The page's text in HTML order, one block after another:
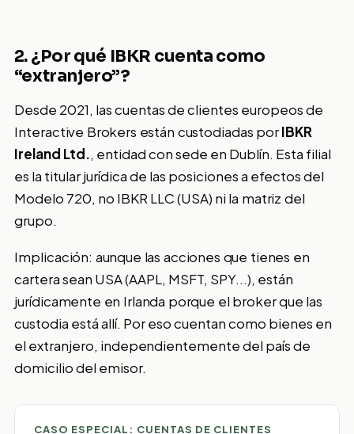
2. ¿Por qué IBKR cuenta como
“extranjero”?
Desde 2021, las cuentas de clientes europeos de
Interactive Brokers están custodiadas porIBKR
Ireland Ltd., entidad con sede en Dublín. Esta filial
es la titular jurídica de las posiciones a efectos del
Modelo 720, no IBKR LLC (USA) ni la matriz del
grupo.
Implicación: aunque las acciones que tienes en
cartera sean USA (AAPL, MSFT, SPY...), están
jurídicamente en Irlanda porque el broker que las
custodia está allí. Por eso cuentan como bienes en
el extranjero, independientemente del país de
domicilio del emisor.
CASO ESPECIAL: CUENTAS DE CLIENTES